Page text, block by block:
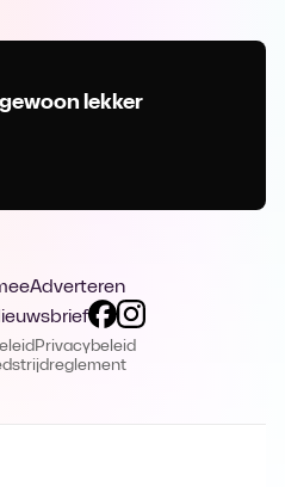
lekker
Adverteren
Privacybeleid